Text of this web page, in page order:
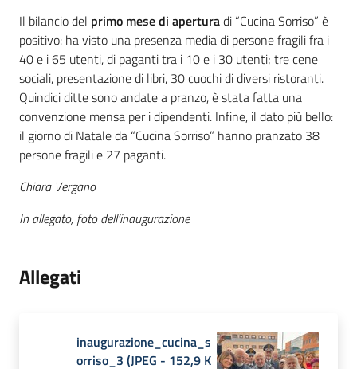
Il bilancio del primo mese di aperturadi “Cucina Sorriso” è
positivo: ha visto una presenza media di persone fragili fra i
40 e i 65 utenti, di paganti tra i 10 e i 30 utenti; tre cene
sociali, presentazione di libri, 30 cuochi di diversi ristoranti.
Quindici ditte sono andate a pranzo, è stata fatta una
convenzione mensa per i dipendenti. Infine, il dato più bello:
il giorno di Natale da “Cucina Sorriso” hanno pranzato 38
persone fragili e 27 paganti.
Chiara Vergano
In allegato, foto dell’inaugurazione
Allegati
inaugurazione_cucina_s
orriso_3 (JPEG - 152,9 K